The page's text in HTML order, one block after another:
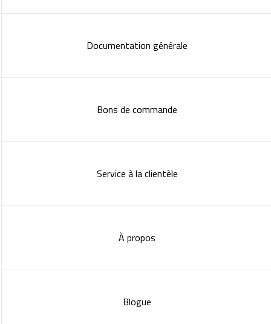
Documentation générale
Bons de commande
Service à la clientèle
À propos
Blogue